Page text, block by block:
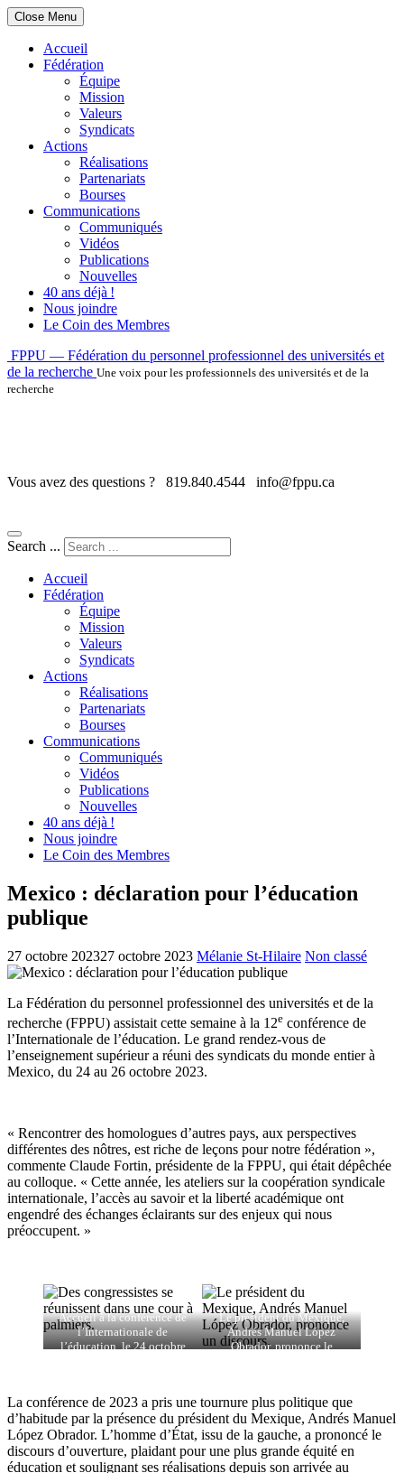
Close Menu
Accueil
Fédération
Équipe
Mission
Valeurs
Syndicats
Actions
Réalisations
Partenariats
Bourses
Communications
Communiqués
Vidéos
Publications
Nouvelles
40 ans déjà !
Nous joindre
Le Coin des Membres
Skip
to
content
FPPU — Fédération du personnel professionnel des universités et
de la recherche Une voix pour les professionnels des universités et de la
recherche
Vous avez des questions ? 819.840.4544 info@fppu.ca
Search ...
Accueil
Fédération
Équipe
Mission
Valeurs
Syndicats
Actions
Réalisations
Partenariats
Bourses
Communications
Communiqués
Vidéos
Publications
Nouvelles
40 ans déjà !
Nous joindre
Le Coin des Membres
Mexico : déclaration pour l’éducation
publique
27 octobre 202327 octobre 2023 Mélanie St-Hilaire Non classé
La Fédération du personnel professionnel des universités et de la
recherche (FPPU) assistait cette semaine à la 12e conférence de
l’Internationale de l’éducation. Le grand rendez-vous de
l’enseignement supérieur a réuni des syndicats du monde entier à
Mexico, du 24 au 26 octobre 2023.
« Rencontrer des homologues d’autres pays, aux perspectives
différentes des nôtres, est riche de leçons pour notre fédération »,
commente Claude Fortin, présidente de la FPPU, qui était dépêchée
au colloque. « Cette année, les ateliers sur la coopération syndicale
internationale, l’accès au savoir et la liberté académique ont
engendré des échanges éclairants sur des enjeux qui nous
préoccupent. »
Accueil à la conférence de
l’Internationale de
l’éducation, le 24 octobre
Le président du Mexique,
Andrés Manuel López
Obrador, prononce le
La conférence de 2023 a pris une tournure plus politique que
d’habitude par la présence du président du Mexique, Andrés Manuel
López Obrador. L’homme d’État, issu de la gauche, a prononcé le
discours d’ouverture, plaidant pour une plus grande équité en
éducation et soulignant ses réalisations depuis son arrivée au